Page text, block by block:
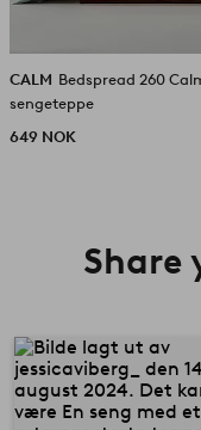
CALM Bedspread 260
sengeteppe
649 NOK
Share